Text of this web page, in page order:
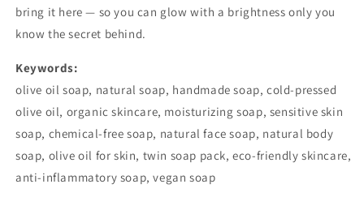
bring it here — so you can glow with a brightness only you
know the secret behind.
Keywords:
olive oil soap, natural soap, handmade soap, cold-pressed
olive oil, organic skincare, moisturizing soap, sensitive skin
soap, chemical-free soap, natural face soap, natural body
soap, olive oil for skin, twin soap pack, eco-friendly skincare,
anti-inflammatory soap, vegan soap